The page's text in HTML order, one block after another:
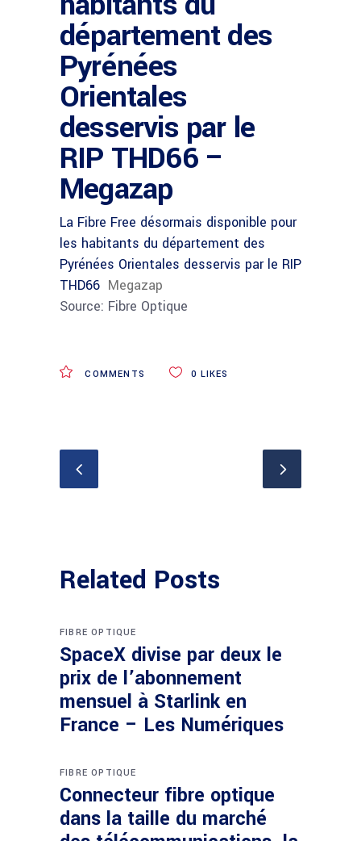
département des
Pyrénées
Orientales
desservis par le
RIP THD66 –
Megazap
La Fibre Free désormais disponible pour
les habitants du département des
Pyrénées Orientales desservis par le RIP
THD66 Megazap
Source: Fibre Optique
COMMENTS 0 LIKES
Related Posts
FIBRE OPTIQUE
SpaceX divise par deux le
prix de l’abonnement
mensuel à Starlink en
France – Les Numériques
FIBRE OPTIQUE
Connecteur fibre optique
dans la taille du marché